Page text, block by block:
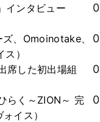
インタビュー
0
ズ、Omoinotake、
）
0
席した初出場組
0
らく～ZION～ 完
イス）
0